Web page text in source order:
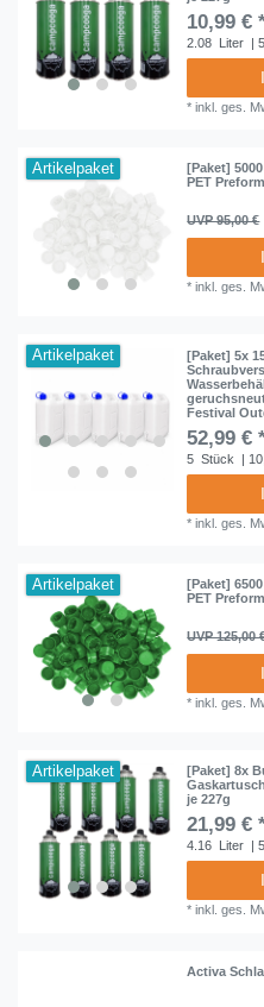
10,99 €
2.08 Liter |
*inkl. ges.
Artikelpaket
[Paket]
PET
UVP 95,00 €
*inkl. ges.
Artikelpaket
[Paket] 5x
Festival
52,99 €
5 Stück |
*inkl. ges.
Artikelpaket
[Paket]
PET
UVP 125,00
*inkl. ges.
Artikelpaket
[Paket] 8x
je 227g
21,99 €
4.16 Liter |
*inkl. ges.
Activa